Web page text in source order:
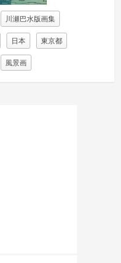
川瀬巴水版画集
日本 東京都
風景画